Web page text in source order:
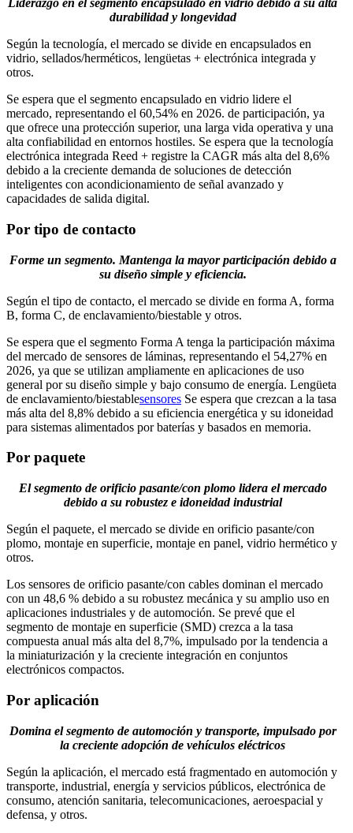
Liderazgo en el segmento encapsulado en vidrio debido a su alta
durabilidad y longevidad
Según la tecnología, el mercado se divide en encapsulados en
vidrio, sellados/herméticos, lengüetas + electrónica integrada y
otros.
Se espera que el segmento encapsulado en vidrio lidere el
mercado, representando el 60,54% en 2026. de participación, ya
que ofrece una protección superior, una larga vida operativa y una
alta confiabilidad en entornos hostiles. Se espera que la tecnología
electrónica integrada Reed + registre la CAGR más alta del 8,6%
debido a la creciente demanda de soluciones de detección
inteligentes con acondicionamiento de señal avanzado y
capacidades de salida digital.
Por tipo de contacto
Forme un segmento. Mantenga la mayor participación debido a
su diseño simple y eficiencia.
Según el tipo de contacto, el mercado se divide en forma A, forma
B, forma C, de enclavamiento/biestable y otros.
Se espera que el segmento Forma A tenga la participación máxima
del mercado de sensores de láminas, representando el 54,27% en
2026, ya que se utilizan ampliamente en aplicaciones de uso
general por su diseño simple y bajo consumo de energía. Lengüeta
de enclavamiento/biestablesensores Se espera que crezcan a la tasa
más alta del 8,8% debido a su eficiencia energética y su idoneidad
para sistemas alimentados por baterías y basados ​​en memoria.
Por paquete
El segmento de orificio pasante/con plomo lidera el mercado
debido a su robustez e idoneidad industrial
Según el paquete, el mercado se divide en orificio pasante/con
plomo, montaje en superficie, montaje en panel, vidrio hermético y
otros.
Los sensores de orificio pasante/con cables dominan el mercado
con un 48,6 % debido a su robustez mecánica y su amplio uso en
aplicaciones industriales y de automoción. Se prevé que el
segmento de montaje en superficie (SMD) crezca a la tasa
compuesta anual más alta del 8,7%, impulsado por la tendencia a
la miniaturización y la creciente integración en conjuntos
electrónicos compactos.
Por aplicación
Domina el segmento de automoción y transporte, impulsado por
la creciente adopción de vehículos eléctricos
Según la aplicación, el mercado está fragmentado en automoción y
transporte, industrial, energía y servicios públicos, electrónica de
consumo, atención sanitaria, telecomunicaciones, aeroespacial y
defensa, y otros.